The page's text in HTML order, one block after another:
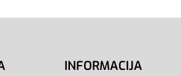
Pasirinkti savybes
INFORMACIJA